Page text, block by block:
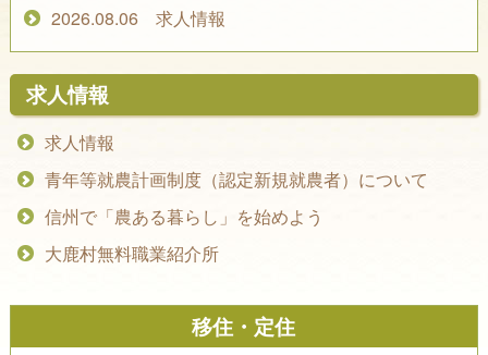
2026.08.06 求人情報
求人情報
求人情報
青年等就農計画制度（認定新規就農者）について
信州で「農ある暮らし」を始めよう
大鹿村無料職業紹介所
移住・定住